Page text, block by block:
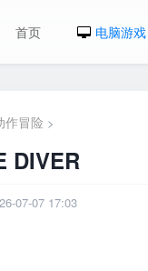
首页 电脑游戏
作冒险 >
DIVER
07-07 17:03